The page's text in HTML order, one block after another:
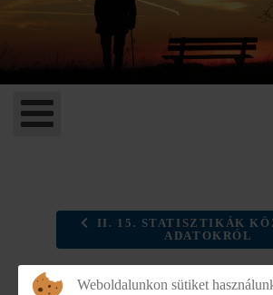
II. 15. STATISZTIKÁK
ADATOKRÓL
Weboldalunkon sütiket